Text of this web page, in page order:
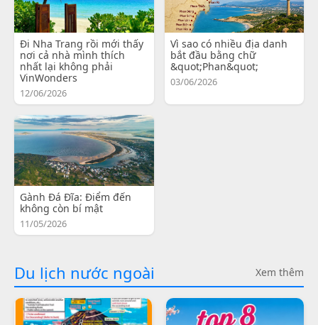
Đi Nha Trang rồi mới thấy
nơi cả nhà mình thích
nhất lại không phải
VinWonders
12/06/2026
Vì sao có nhiều địa danh
bắt đầu bằng chữ
&quot;Phan&quot;
03/06/2026
Gành Đá Đĩa: Điểm đến
không còn bí mật
11/05/2026
Du lịch nước ngoài Xem thêm